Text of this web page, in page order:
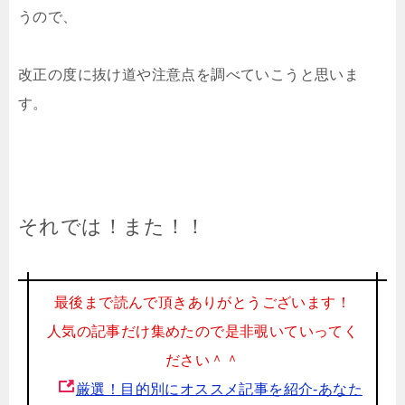
うので、
改正の度に抜け道や注意点を調べていこうと思いま
す。
それでは！また！！
最後まで読んで頂きありがとうございます！
人気の記事だけ集めたので是非覗いていってく
ださい＾＾
厳選！目的別にオススメ記事を紹介-あなた